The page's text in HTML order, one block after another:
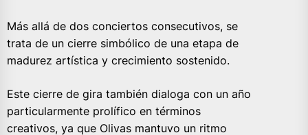
Más allá de dos conciertos consecutivos, se
trata de un cierre simbólico de una etapa de
madurez artística y crecimiento sostenido.
Este cierre de gira también dialoga con un año
particularmente prolífico en términos
creativos, ya que Olivas mantuvo un ritmo